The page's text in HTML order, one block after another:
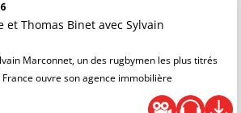
et Thomas Binet avec Sylvain
Marconnet, un des rugbymen les plus titrés
France ouvre son agence immobilière